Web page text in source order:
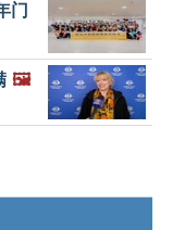
门
🖼️